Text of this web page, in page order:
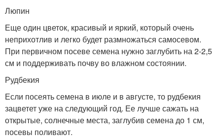
Люпин
Еще один цветок, красивый и яркий, который очень
неприхотлив и легко будет размножаться самосевом.
При первичном посеве семена нужно заглубить на 2-2,5
см и поддерживать почву во влажном состоянии.
Рудбекия
Если посеять семена в июле и в августе, то рудбекия
зацветет уже на следующий год. Ее лучше сажать на
открытые, солнечные места, заглубив семена до 1 см,
посевы поливают.